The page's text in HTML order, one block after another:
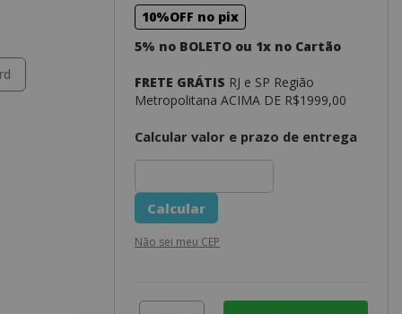
10%OFF no pix
5% no BOLETO ou 1x no Cartão
FRETE GRÁTIS RJ e SP Região
Metropolitana ACIMA DE R$1999,00
Calcular valor e prazo de entrega
Não sei meu CEP